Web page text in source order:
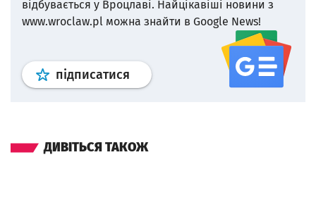
відбувається у Вроцлаві. Найцікавіші новини з
www.wroclaw.pl можна знайти в Google News!
підписатися Профіль google news
ДИВІТЬСЯ ТАКОЖ